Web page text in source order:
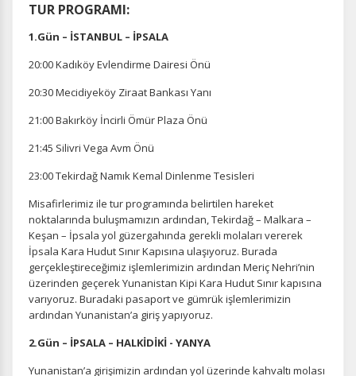
TUR PROGRAMI:
1.Gün – İSTANBUL – İPSALA
20:00 Kadıköy Evlendirme Dairesi Önü
20:30 Mecidiyeköy Ziraat Bankası Yanı
21:00 Bakırköy İncirli Ömür Plaza Önü
21:45 Silivri Vega Avm Önü
23:00 Tekirdağ Namık Kemal Dinlenme Tesisleri
Misafirlerimiz ile tur programında belirtilen hareket
noktalarında buluşmamızın ardından, Tekirdağ – Malkara –
Keşan – İpsala yol güzergahında gerekli molaları vererek
İpsala Kara Hudut Sınır Kapısına ulaşıyoruz. Burada
gerçekleştireceğimiz işlemlerimizin ardından Meriç Nehri’nin
üzerinden geçerek Yunanistan Kipi Kara Hudut Sınır kapısına
varıyoruz. Buradaki pasaport ve gümrük işlemlerimizin
ardından Yunanistan’a giriş yapıyoruz.
2.Gün – İPSALA – HALKİDİKİ - YANYA
Yunanistan’a girişimizin ardından yol üzerinde kahvaltı molası